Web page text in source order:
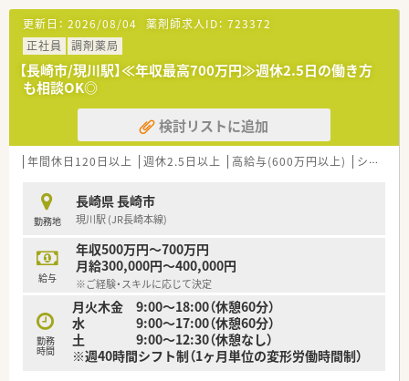
・患者さんのケア・相談対応
・治験担当医師の補助
・院内スタッフとの調整
・検査・投薬スケジュールの調整
・治験で得られるデータ管理 等
＜こんな職場環境です＞
■最寄駅から徒歩3分の立地にあり、周辺には市役所などがある
オフィス街での勤務です。
■飲食店やコンビニなども多くございますので、お昼休憩時も大
■フレックス制度を導入しておりますのでワークライフバラン
スを実現できる環境です。
■困ったときは先輩や上司から手厚くサポートを頂ける環境で
す。
■CRCは疾病を抱えた患者様やそれを治療しようと奮闘する医
師やスタッフなど携わる相手が多いです。
■現在治療法がなく苦しんでいる患者様に対して薬を届けるこ
とや最前線で治療にあたる医師やスタッフのサポートを行うや
りがいのある業務です。
■直行直帰が基本となる裁量労働制になるので業務とプライベ
ートのバランスも自分次第で調整が出来ます。
更新日： 2026/08/04 薬剤師求人ID： 723372
正社員
調剤薬局
【長崎市/現川駅】≪年収最高700万円≫週休2.5日の働き方
も相談OK◎
検討リストに追加
年間休日120日以上 週休2.5日以上 高給与(600万円以上) シフト制
勤務地
長崎県 長崎市
現川駅 (JR長崎本線)
給与
年収500万円～700万円
月給300,000円～400,000円
※ご経験・スキルに応じて決定
勤務
時間
月火木金 9:00～18:00（休憩60分）
水 9:00～17:00（休憩60分）
土 9:00～12:30（休憩なし）
※週40時間シフト制（1ヶ月単位の変形労働時間制）